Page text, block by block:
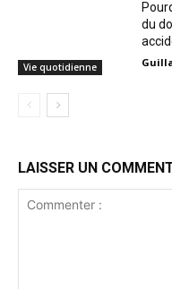
Vie quotidienne
du
LAISSER UN